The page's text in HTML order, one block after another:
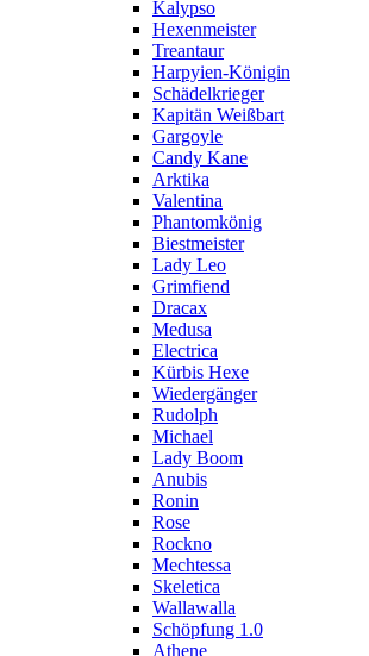
Kalypso
Hexenmeister
Treantaur
Harpyien-Königin
Schädelkrieger
Kapitän Weißbart
Gargoyle
Candy Kane
Arktika
Valentina
Phantomkönig
Biestmeister
Lady Leo
Grimfiend
Dracax
Medusa
Electrica
Kürbis Hexe
Wiedergänger
Rudolph
Michael
Lady Boom
Anubis
Ronin
Rose
Rockno
Mechtessa
Skeletica
Wallawalla
Schöpfung 1.0
Athene